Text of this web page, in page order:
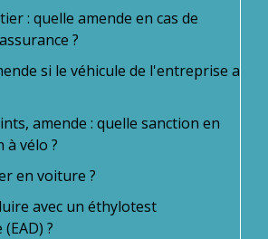
: quelle amende en cas de
?
si le véhicule de l'entreprise a
amende : quelle sanction en
à vélo ?
en voiture ?
avec un éthylotest
?